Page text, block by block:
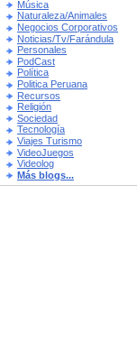
Música
Naturaleza/Animales
Negocios Corporativos
Noticias/Tv/Farándula
Personales
PodCast
Política
Politica Peruana
Recursos
Religión
Sociedad
Tecnología
Viajes Turismo
VideoJuegos
Videolog
Más blogs...